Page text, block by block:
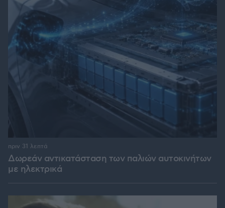
Δωρεάν αντικατάσταση των παλιών αυτοκινήτων
με ηλεκτρικά
πριν 31 λεπτά